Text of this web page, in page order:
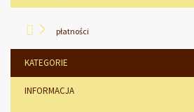
płatności
KATEGORIE
INFORMACJA